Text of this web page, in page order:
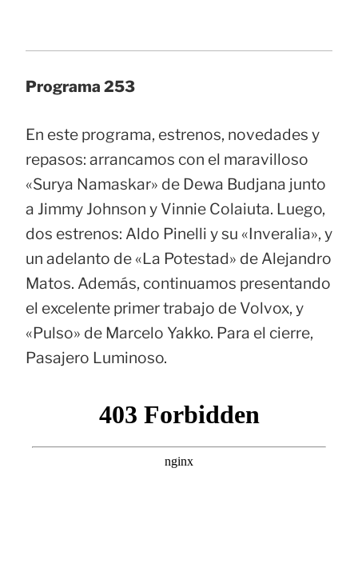
Programa 253
En este programa, estrenos, novedades y
repasos: arrancamos con el maravilloso
«Surya Namaskar» de Dewa Budjana junto
a Jimmy Johnson y Vinnie Colaiuta. Luego,
dos estrenos: Aldo Pinelli y su «Inveralia», y
un adelanto de «La Potestad» de Alejandro
Matos. Además, continuamos presentando
el excelente primer trabajo de Volvox, y
«Pulso» de Marcelo Yakko. Para el cierre,
Pasajero Luminoso.